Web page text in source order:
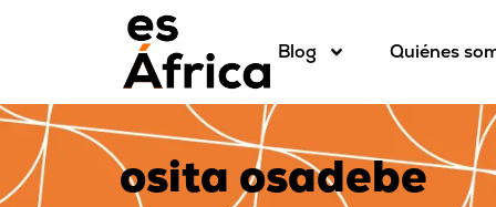
Blog Quiénes
osita osadebe